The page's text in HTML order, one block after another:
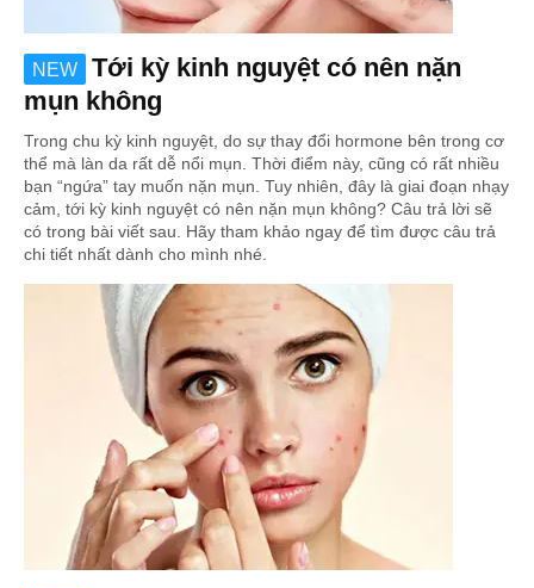
NEW
Tới kỳ kinh nguyệt có nên nặn
mụn không
Trong chu kỳ kinh nguyệt, do sự thay đổi hormone bên trong cơ
thể mà làn da rất dễ nổi mụn. Thời điểm này, cũng có rất nhiều
bạn “ngứa” tay muốn nặn mụn. Tuy nhiên, đây là giai đoạn nhạy
cảm, tới kỳ kinh nguyệt có nên nặn mụn không? Câu trả lời sẽ
có trong bài viết sau. Hãy tham khảo ngay để tìm được câu trả
chi tiết nhất dành cho mình nhé.